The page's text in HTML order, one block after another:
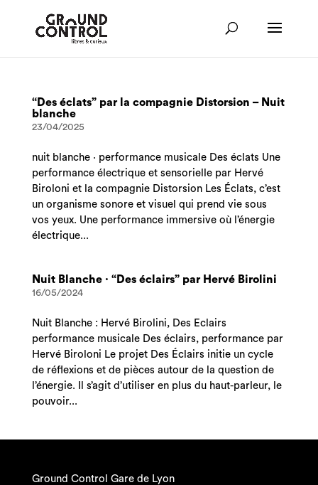
“Des éclats” par la compagnie Distorsion – Nuit
blanche
23/04/2025
nuit blanche · performance musicale Des éclats Une
performance électrique et sensorielle par Hervé
Biroloni et la compagnie Distorsion Les Éclats, c’est
un organisme sonore et visuel qui prend vie sous
vos yeux. Une performance immersive où l’énergie
électrique...
Nuit Blanche · “Des éclairs” par Hervé Birolini
16/05/2024
Nuit Blanche : Hervé Birolini, Des Eclairs
performance musicale Des éclairs, performance par
Hervé Biroloni Le projet Des Éclairs initie un cycle
de réflexions et de pièces autour de la question de
l’énergie. Il s’agit d’utiliser en plus du haut-parleur, le
pouvoir...
Ground Control Gare de Lyon